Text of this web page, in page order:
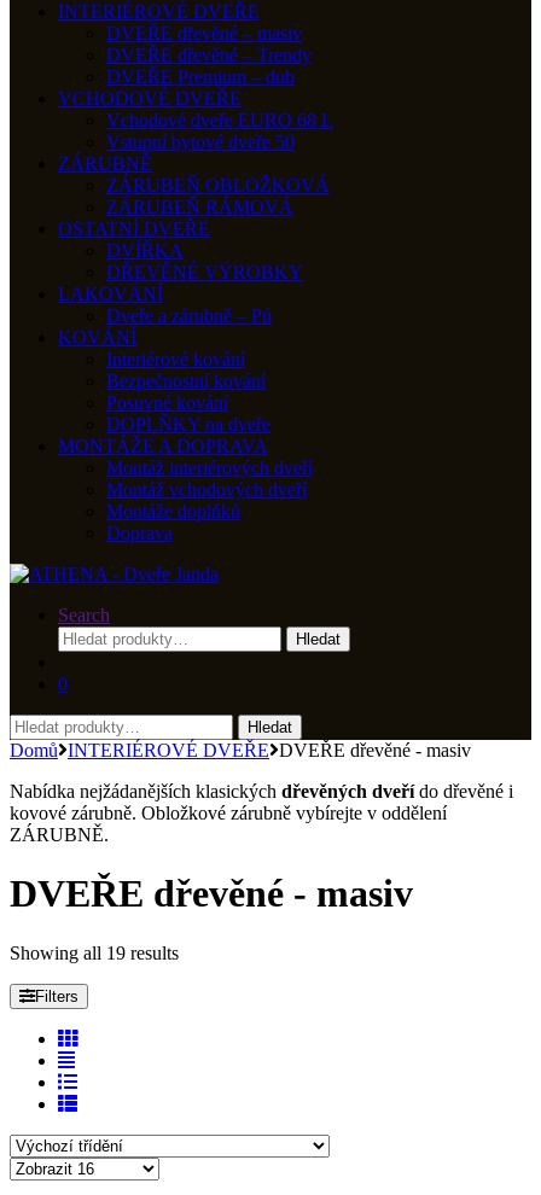
INTERIÉROVÉ DVEŘE
DVEŘE dřevěné – masiv
DVEŘE dřevěné – Trendy
DVEŘE Premium – dub
VCHODOVÉ DVEŘE
Vchodové dveře EURO 68 L
Vstupní bytové dveře 50
ZÁRUBNĚ
ZÁRUBEŇ OBLOŽKOVÁ
ZÁRUBEŇ RÁMOVÁ
OSTATNÍ DVEŘE
DVÍŘKA
DŘEVĚNÉ VÝROBKY
LAKOVÁNÍ
Dveře a zárubně – Pú
KOVÁNÍ
Interiérové kování
Bezpečnostní kování
Posuvné kování
DOPLŇKY na dveře
MONTÁŽE A DOPRAVA
Montáž interiérových dveří
Montáž vchodových dveří
Montáže doplňků
Doprava
Search
Hledat:
Hledat
0
Hledat:
Hledat
Domů INTERIÉROVÉ DVEŘE DVEŘE dřevěné - masiv
Nabídka nejžádanějších klasických dřevěných dveřído dřevěné i
kovové zárubně. Obložkové zárubně vybírejte v oddělení
ZÁRUBNĚ.
DVEŘE dřevěné - masiv
Showing all 19 results
Filters